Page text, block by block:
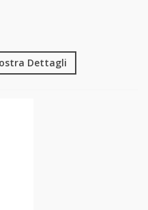
Dettagli